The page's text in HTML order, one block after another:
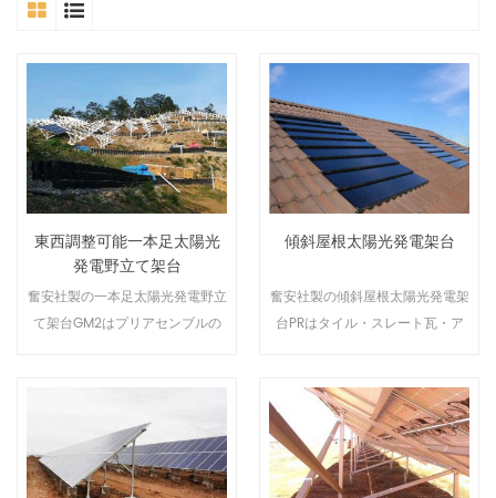
東西調整可能一本足太陽光
発電野立て架台
奮安社製の一本足太陽光発電野立
て架台GM2はプリアセンブルの
非化石土壌をそのままに応用でき
ます。
傾斜屋根太陽光発電架台
奮安社製の傾斜屋根太陽光発電架
台PRはタイル・スレート瓦・ア
ムの設置に適しています。水漏れ
防止のため、できる限り屋根構造
物を破壊せずに簡単に太陽光架台
を設置できるように、様々な瓦種